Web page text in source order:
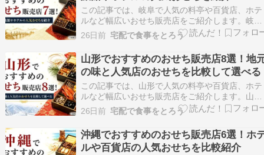
この記事では、岐阜で人気の料亭や百貨店、ホテ
ルなど幅広いおせち販売店をご紹介します。岐阜
県内には、地元食材を生かしたおせちを販売する
ホテルや旅館、地域密着型スーパーなど、さまざ
まな選択肢があります。店舗ごとの特徴や予約方
法を比較しながら、自分に合ったおせちを見つけ
られるようにま…
26日前 宅配で食事をとろう
山形でおすすめのおせち販売店8選！地
の味と人気店のおせちを比較して選べる
この記事では、山形で人気の料亭や百貨店、ホテ
ルなど幅広いおせち販売店をご紹介します。山形
県内で購入できるおせち販売店を中心に、それぞ
れの特徴や販売方法、予約方法をわかりやすくま
とめました。地元食材を活かしたおせちやホテル
監修のおせちなど、さまざまな選択肢を比較でき
ます。新年を彩…
26日前 宅配で食事をとろう
沖縄でおすすめのおせち販売店6選！ホ
ルや百貨店の人気おせちを比較紹介